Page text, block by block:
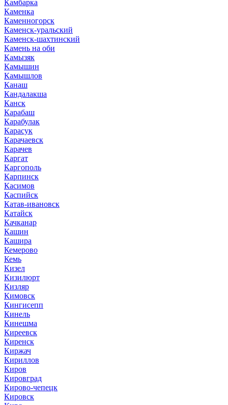
Камбарка
Каменка
Каменногорск
Каменск-уральский
Каменск-шахтинский
Камень на оби
Камызяк
Камышин
Камышлов
Канаш
Кандалакша
Канск
Карабаш
Карабулак
Карасук
Карачаевск
Карачев
Каргат
Каргополь
Карпинск
Касимов
Каспийск
Катав-ивановск
Катайск
Качканар
Кашин
Кашира
Кемерово
Кемь
Кизел
Кизилюрт
Кизляр
Кимовск
Кингисепп
Кинель
Кинешма
Киреевск
Киренск
Киржач
Кириллов
Киров
Кировград
Кирово-чепецк
Кировск